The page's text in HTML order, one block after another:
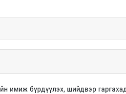
имиж бүрдүүлэх, шийдвэр